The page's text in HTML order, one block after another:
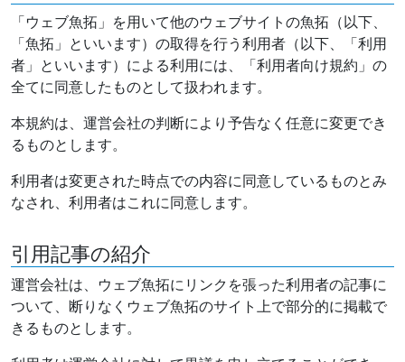
「ウェブ魚拓」を用いて他のウェブサイトの魚拓（以下、
「魚拓」といいます）の取得を行う利用者（以下、「利用
者」といいます）による利用には、「利用者向け規約」の
全てに同意したものとして扱われます。
本規約は、運営会社の判断により予告なく任意に変更でき
るものとします。
利用者は変更された時点での内容に同意しているものとみ
なされ、利用者はこれに同意します。
引用記事の紹介
運営会社は、ウェブ魚拓にリンクを張った利用者の記事に
ついて、断りなくウェブ魚拓のサイト上で部分的に掲載で
きるものとします。